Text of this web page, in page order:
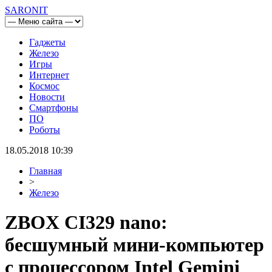
SARONIT
Гаджеты
Железо
Игры
Интернет
Космос
Новости
Смартфоны
ПО
Роботы
18.05.2018 10:39
Главная
>
Железо
ZBOX CI329 nano:
бесшумный мини-компьютер
с процессором Intel Gemini